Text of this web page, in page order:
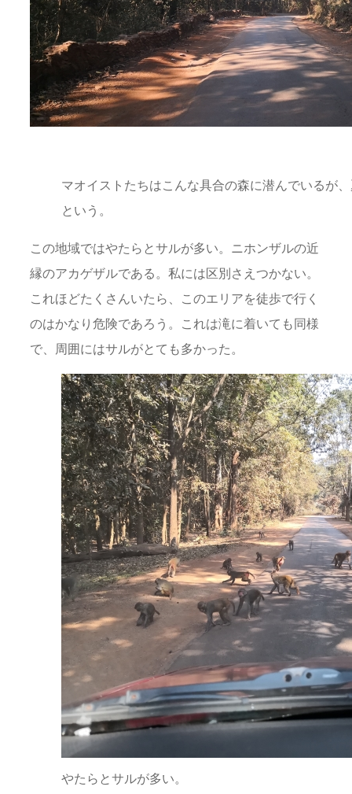
マオイストたちはこんな具合の森に潜んでいるが
という。
この地域ではやたらとサルが多い。ニホンザルの近
縁のアカゲザルである。私には区別さえつかない。
これほどたくさんいたら、このエリアを徒歩で行く
のはかなり危険であろう。これは滝に着いても同様
で、周囲にはサルがとても多かった。
やたらとサルが多い。